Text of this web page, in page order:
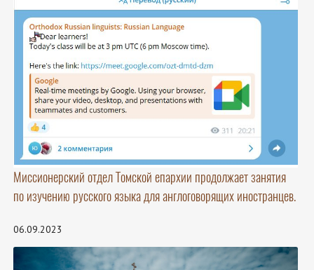
Миссионерский отдел Томской епархии продолжает занятия
по изучению русского языка для англоговорящих иностранцев.
06.09.2023